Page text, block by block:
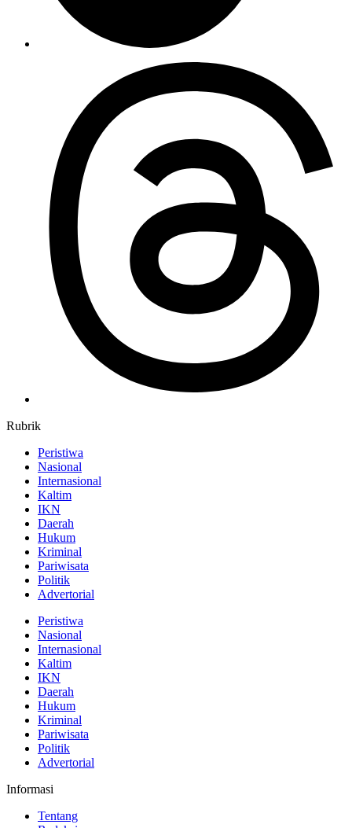
Rubrik
Peristiwa
Nasional
Internasional
Kaltim
IKN
Daerah
Hukum
Kriminal
Pariwisata
Politik
Advertorial
Peristiwa
Nasional
Internasional
Kaltim
IKN
Daerah
Hukum
Kriminal
Pariwisata
Politik
Advertorial
Informasi
Tentang